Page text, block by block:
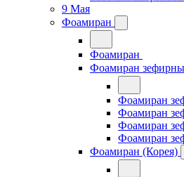
9 Мая
Фоамиран
Фоамиран
Фоамиран
Фоамиран
Фоамиран
Фоамиран
Фоамиран
Фоамиран (Корея)